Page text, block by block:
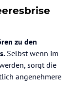
zu den
Selbst wenn im
sorgt die
angenehmere